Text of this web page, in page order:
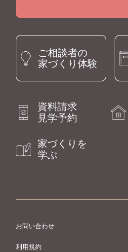
ご相談者の
家づくり体験
資料請求
見学予約
家づくりを
学ぶ
お問い合わせ
利用規約